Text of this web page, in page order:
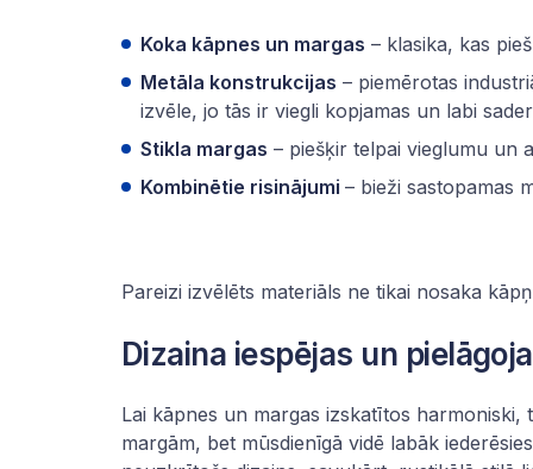
Koka kāpnes un margas – klasika, kas
Metāla konstrukcijas – piemērotas
izvēle, jo tās ir viegli kopjamas un labi
Stikla margas – piešķir telpai vieglumu un
Kombinētie risinājumi – bieži sastopamas
Pareizi izvēlēts materiāls ne tikai nosaka
Dizaina iespējas un
Lai kāpnes un margas izskatītos
margām, bet mūsdienīgā vidē labāk